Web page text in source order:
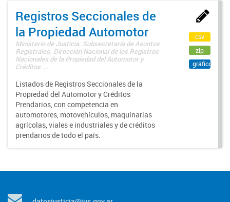
Registros Seccionales de
la Propiedad Automotor
Ministerio de Justicia. Subsecretaría de Asuntos
Registrales. Dirección Nacional de los Registros
Nacionales de la Propiedad del Automotor y
Créditos ...
Listados de Registros Seccionales de la
Propiedad del Automotor y Créditos
Prendarios, con competencia en
automotores, motovehículos, maquinarias
agrícolas, viales e industriales y de créditos
prendarios de todo el país.
csv
zip
gráfico